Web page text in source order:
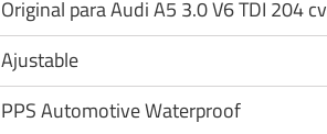
Original para Audi A5 3.0 V6 TDI 204 cv
Ajustable
PPS Automotive Waterproof